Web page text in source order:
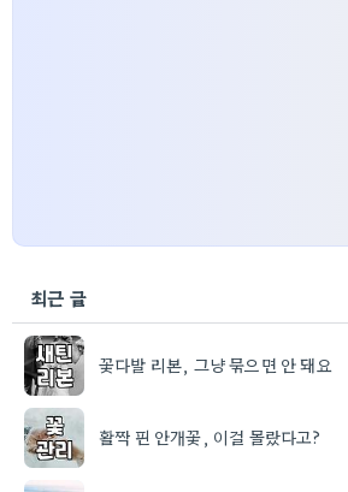
최근 글
꽃다발 리본, 그냥 묶으면 안 돼요
활짝 핀 안개꽃, 이걸 몰랐다고?